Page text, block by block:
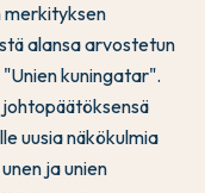
merkityksen
alansa arvostetun
kuningatar".
uusia näkökulmia
ja unien